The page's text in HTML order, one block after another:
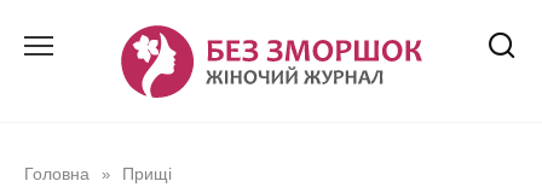
Головна » Прищі